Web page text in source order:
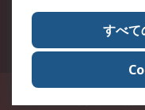
全世界のRS
ESGへの取り組み（
〒240-0005 神奈川県横浜市
すべ